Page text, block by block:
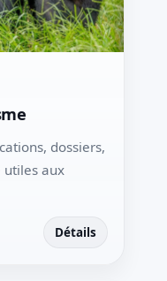
dossiers,
utiles aux
Détails